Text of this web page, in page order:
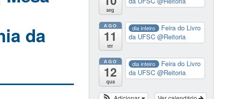
da
seg
AGO
11
ter
dia inteiro
Feira do Livro
da UFSC @Reitoria
AGO
12
qua
dia inteiro
Feira do Livro
da UFSC @Reitoria